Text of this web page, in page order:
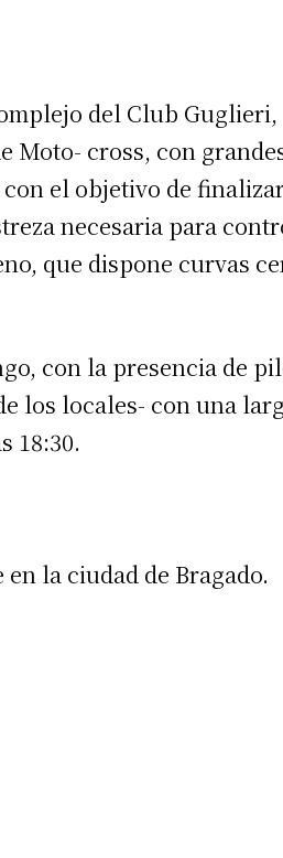
del Club Guglieri,
Moto- cross, con
el objetivo de
necesaria para
que dispone curvas
con la presencia de
los locales- con una
18:30.
la ciudad de Bragado.